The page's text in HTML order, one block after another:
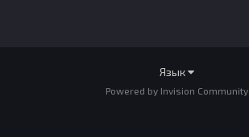
Язык
Powered by Invision Community